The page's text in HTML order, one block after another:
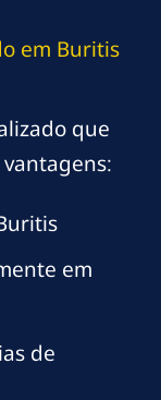
em Buritis
que
em
de